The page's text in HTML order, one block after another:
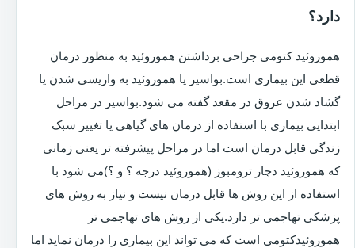
دارد؟
هموروئید کتومی جراحی برداشتن هموروئید به منظور درمان
قطعی این بیماری است.بواسیر یا هموروئید به واریسی شدن یا
گشاد شدن عروق در مقعد گفته می شود.بواسیر در مراحل
ابتدایی بیماری با استفاده از درمان های گیاهی یا تغییر سبک
زندگی قابل درمان است اما در مراحل پیشرفته تر یعنی زمانی
که هموروئید دچار ترومبوز (هموروئید درجه ؟ و ؟)می شود با
استفاده از این روش ها قابل درمان نیست و نیاز به روش های
پزشکی تهاجمی تر دارد.یکی از روش های تهاجمی تر
هموروئیدکتومی است که می تواند این بیماری را درمان نماید اما